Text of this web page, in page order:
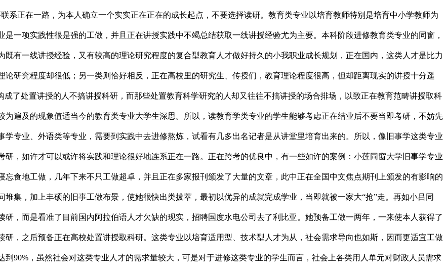
系正在一路，为本人确立一个实实正在正在的成长起点，不要选择读研。教育类专业以培育教师特别是培育中小学教师为
一项实践性很是强的工做，并且正在讲授实践中不竭总结获取一线讲授经验尤为主要。本科阶段进修教育类专业的同窗，
有一线讲授经验，又有较高的理论研究程度的复合型教育人才做好持久的小我职业成长规划，正在国内，这类人才是比力
研究程度却很低；另一类则恰好相反，正在高校里的研究生、传授们，教育理论程度很高，但却距离现实的讲授十分遥
了处置讲授的人不搞讲授科研，而那些处置教育科学研究的人却又往往不搞讲授的场合排场，以致正在教育范畴讲授取科
遍及的现象值适当今的教育类专业大学生深思。所以，读教育学类专业的学生能够考虑正在结业后不要当即考研，不妨先
专业、外语类等专业，需要到实践中去进修熬炼，试看有几多出名记者是从讲堂里培育出来的。所以，像旧事学这类专业
，如许才可以或许将实践和理论很好地连系正在一路。正在跨考的优良中，有一些如许的案例：小莲同窗大学旧事学专业
食地工做，几年下来不只工做超卓，并且正在多家报刊颁发了大量的文章，此中正在全国中文焦点期刊上颁发的有影响的
集，加上丰硕的旧事工做布景，使她很快出类拔萃，最初以优异的成就完成学业，当即就被一家大“抢”走。再如小吕同
，而是看准了目前国内阿拉伯语人才欠缺的现实，招聘国度水电公司去了利比亚。她预备工做一两年，一来使本人获得了
，之后预备正在高校处置讲授取科研。这类专业以培育适用型、技术型人才为从，社会需求导向也如斯，因而更适宜工做
90%，虽然社会对这类专业人才的需求量较大，可是对于进修这类专业的学生而言，社会上各类用人单元对财政人员需求